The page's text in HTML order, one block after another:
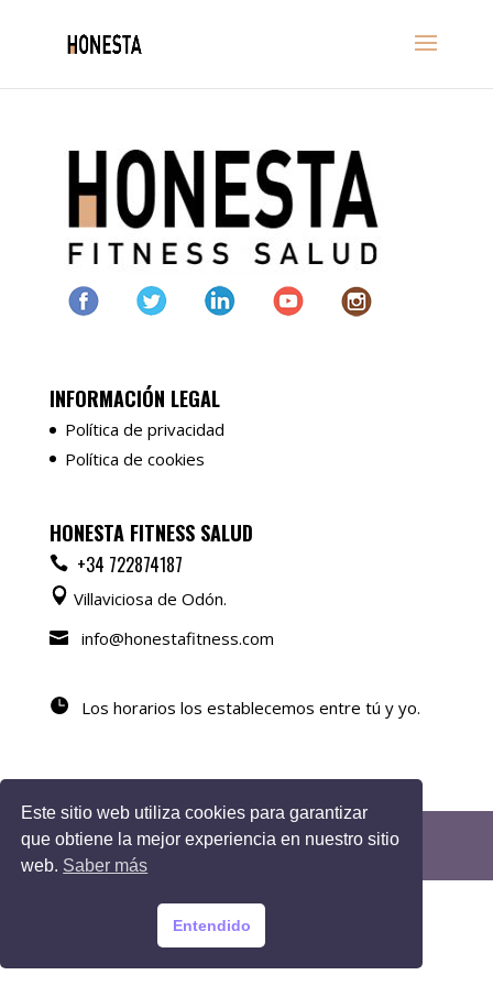
INFORMACIÓN LEGAL
Política de privacidad
Política de cookies
HONESTA FITNESS SALUD
+34 722874187
Villaviciosa de Odón.
info@honestafitness.com
Los horarios los establecemos entre tú y yo.
Desarrollo de web Rosa López
Este sitio web utiliza cookies para garantizar
que obtiene la mejor experiencia en nuestro sitio
web. Saber más
Entendido